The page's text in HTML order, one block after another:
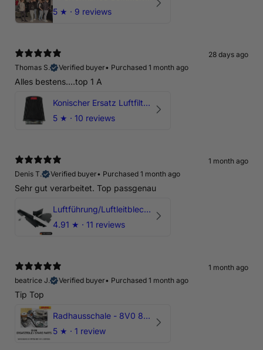
5 ★ · 9 reviews
28 days ago
Thomas S.
Verified buyer• Purchased 1 month ago
Alles bestens....top 1 A
Konischer Ersatz Luftfilter Pilz - 4" & 5" Offene Ansaugung
5 ★ · 10 reviews
1 month ago
Denis T.
Verified buyer• Purchased 1 month ago
Sehr gut verarbeitet. Top passgenau
Luftführung/Luftleitblech 5" 125mm offene Ansaugung HPerformance
4.91 ★ · 11 reviews
1 month ago
beatrice J.
Verified buyer• Purchased 1 month ago
Tip Top
Radhausschale - 8V0 821 191 C - Original Ersatzteil für Audi RS3 Sportback
5 ★ · 1 review